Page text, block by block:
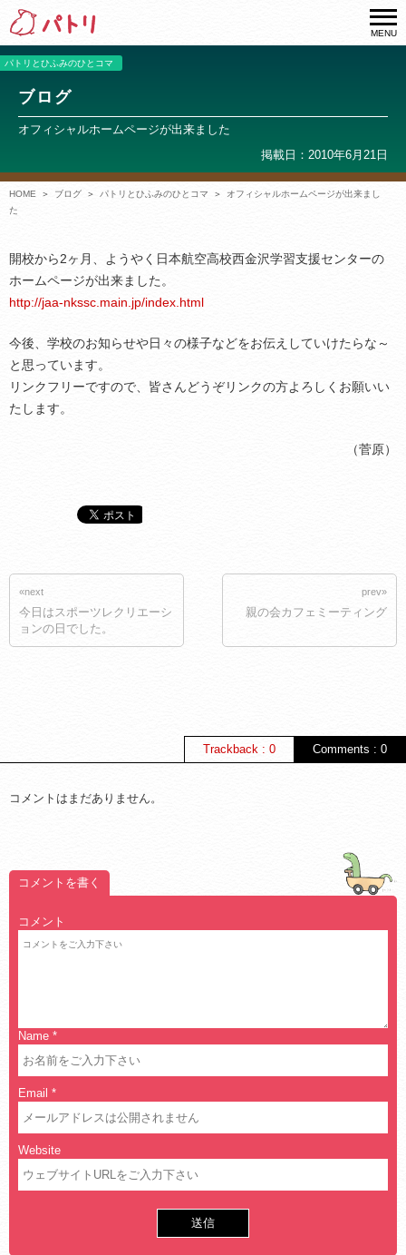
MENU
パトリとひふみのひとコマ
ブログ
オフィシャルホームページが出来ました
掲載日：2010年6月21日
HOME ブログ パトリとひふみのひとコマ
オフィシャルホームページが出来まし
た
開校から2ヶ月、ようやく日本航空高校西金沢学習支援センターの
ホームページが出来ました。
http://jaa-nkssc.main.jp/index.html
今後、学校のお知らせや日々の様子などをお伝えしていけたらな～
と思っています。
リンクフリーですので、皆さんどうぞリンクの方よろしくお願いい
たします。
（菅原）
«next
今日はスポーツレクリエーシ
ョンの日でした。
prev»
親の会カフェミーティング
Comments : 0
Trackback : 0
コメントはまだありません。
コメントを書く
コメント
Name *
Email *
Website